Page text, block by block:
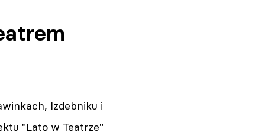
Izdebniku i
"Lato w Teatrze"